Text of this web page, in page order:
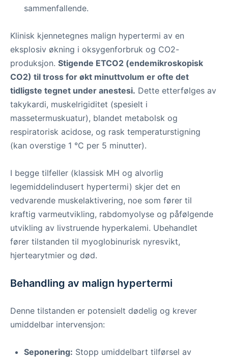
sammenfallende.
Klinisk kjennetegnes malign hypertermi av en
eksplosiv økning i oksygenforbruk og CO2-
produksjon. Stigende ETCO2 (endemikroskopisk
CO2) til tross for økt minuttvolum er ofte det
tidligste tegnet under anestesi. Dette etterfølges av
takykardi, muskelrigiditet (spesielt i
massetermuskuatur), blandet metabolsk og
respiratorisk acidose, og rask temperaturstigning
(kan overstige 1 °C per 5 minutter).
I begge tilfeller (klassisk MH og alvorlig
legemiddelindusert hypertermi) skjer det en
vedvarende muskelaktivering, noe som fører til
kraftig varmeutvikling, rabdomyolyse og påfølgende
utvikling av livstruende hyperkalemi. Ubehandlet
fører tilstanden til myoglobinurisk nyresvikt,
hjertearytmier og død.
Behandling av malign hypertermi
Denne tilstanden er potensielt dødelig og krever
umiddelbar intervensjon:
Seponering: Stopp umiddelbart tilførsel av